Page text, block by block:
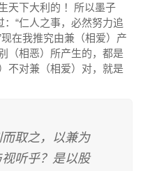
天下大利的 ！所以墨子
：“仁人之事，必然努力追
在我推究由兼（相爱）产
（相恶）所产生的，都是
不对兼（相爱）对，就是
取之，以兼为
听乎？是以股